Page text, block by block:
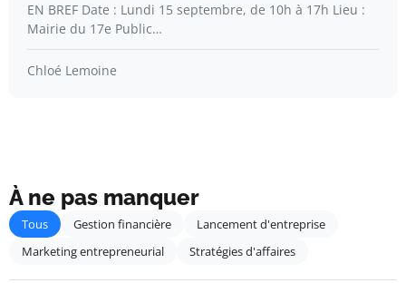
EN BREF Date : Lundi 15 septembre, de 10h à 17h Lieu :
Mairie du 17e Public…
Chloé Lemoine
À ne pas manquer
Tous Gestion financière
Lancement d'entreprise
Marketing entrepreneurial
Stratégies d'affaires